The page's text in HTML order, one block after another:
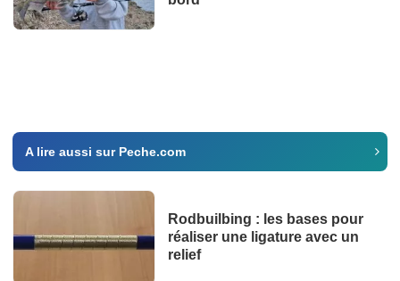
A lire aussi sur Peche.com
Rodbuilbing : les bases pour
réaliser une ligature avec un
relief